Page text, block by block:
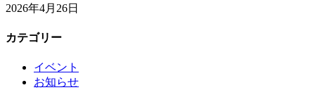
2026年4月26日
カテゴリー
イベント
お知らせ